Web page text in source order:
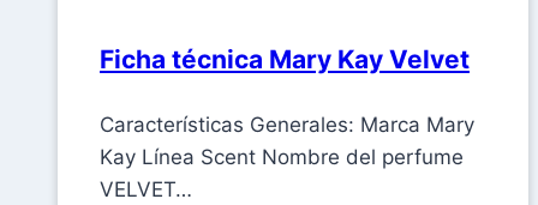
Ficha técnica Mary Kay Velvet
Características Generales: Marca Mary
Kay Línea Scent Nombre del perfume
VELVET…